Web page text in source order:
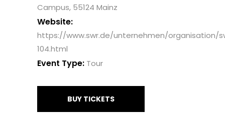
Campus, 55124 Mainz
Website:
https://www.swr.de/unternehmen/organisation/
104.html
Event Type: Tour
BUY TICKETS